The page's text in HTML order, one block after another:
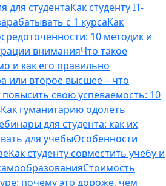
для студентаКак студенту IT-
с 1 курсаКак
10 методик и
вниманияЧто такое
и как его правильно
или второе высшее – что
повысить свою успеваемость: 10
Как гуманитарию одолеть
для студента: как их
для учебыОсобенности
Как студенту совместить учебу и
Стоимость
почему это дороже, чем